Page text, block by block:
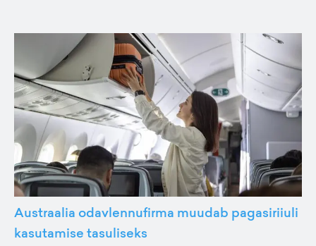
Austraalia odavlennufirma muudab pagasiriiuli
kasutamise tasuliseks